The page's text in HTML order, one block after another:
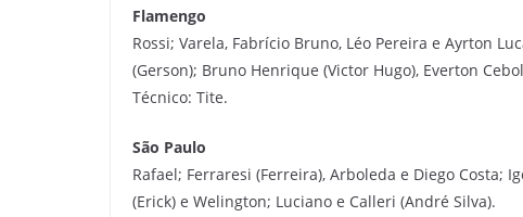
Flamengo
Rossi; Varela, Fabrício Bruno, Léo Pereira e Ayrton
(Gerson); Bruno Henrique (Victor Hugo), Everton
Técnico: Tite.
São Paulo
Rafael; Ferraresi (Ferreira), Arboleda e Diego Costa;
(Erick) e Welington; Luciano e Calleri (André Silva).